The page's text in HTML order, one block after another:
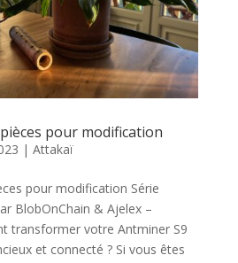
pièces pour modification
| Attakaï
pour modification Série
BlobOnChain & Ajelex –
transformer votre Antminer S9
et connecté ? Si vous êtes